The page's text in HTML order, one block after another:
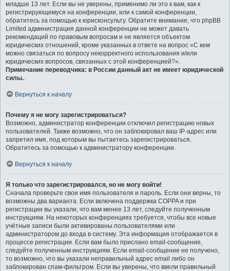
младше 13 лет. Если вы не уверены, применимо ли это к вам, как к
регистрирующемуся на конференции, или к самой конференции,
обратитесь за помощью к юрисконсульту. Обратите внимание, что phpBB
Limited администрация данной конференции не может давать
рекомендаций по правовым вопросам и не является объектом
юридических отношений, кроме указанных в ответе на вопрос «С кем
можно связаться по вопросу некорректного использования и/или
юридических вопросов, связанных с этой конференцией?».
Примечание переводчика: в России данный акт не имеет юридической
силы..
Вернуться к началу
Почему я не могу зарегистрироваться?
Возможно, администратор конференции отключил регистрацию новых
пользователей. Также возможно, что он заблокировал ваш IP-адрес или
запретил имя, под которым вы пытаетесь зарегистрироваться.
Обратитесь за помощью к администратору конференции.
Вернуться к началу
Я только что зарегистрировался, но не могу войти!
Сначала проверьте свои имя пользователя и пароль. Если они верны, то
возможны два варианта. Если включена поддержка COPPA и при
регистрации вы указали, что вам менее 13 лет, следуйте полученным
инструкциям. На некоторых конференциях требуется, чтобы все новые
учётные записи были активированы пользователями или
администратором до входа в систему. Эта информация отображается в
процессе регистрации. Если вам было прислано email-сообщение,
следуйте полученным инструкциям. Если email-сообщение не получено,
то возможно, что вы указали неправильный адрес email либо он
заблокирован спам-фильтром. Если вы уверены, что ввели правильный